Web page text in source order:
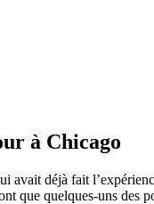
à Chicago
avait déjà fait
que quelques-uns des